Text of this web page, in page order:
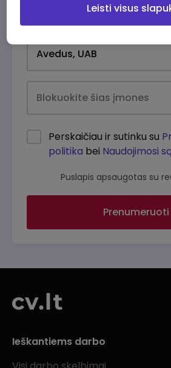
Perskaičiau ir sutinku su
politika bei Naudojimosi
Puslapis apsaugotas su
Prenumeruoti
Ieškantiems darbo
Leisti visus